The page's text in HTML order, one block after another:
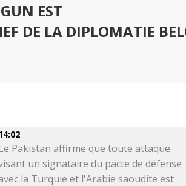
EST
DE LA DIPLOMATIE
Pakistan affirme que toute attaque
un signataire du pacte de défense
la Turquie et l'Arabie saoudite est